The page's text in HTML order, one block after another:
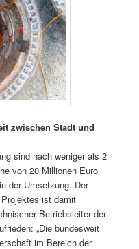
zwischen Stadt und
sind nach weniger als 2
von 20 Millionen Euro
der Umsetzung. Der
ist damit
Betriebsleiter der
„Die bundesweit
im Bereich der